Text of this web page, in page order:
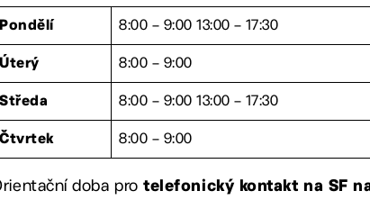
Pondělí 8:00 – 9:00 13:00 – 17:30
Úterý 8:00 – 9:00
Středa 8:00 – 9:00 13:00 – 17:30
Čtvrtek 8:00 – 9:00
doba protelefonický kontakt na SF